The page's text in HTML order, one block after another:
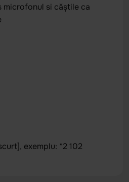
microfonul si căștile ca
exemplu: *2 102